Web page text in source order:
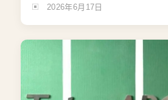
2026年6月17日